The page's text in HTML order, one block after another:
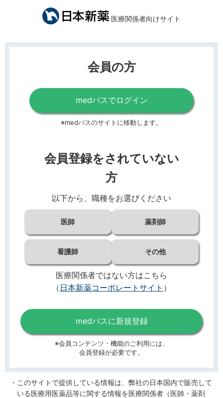
医療関係者向けサイト
会員の方
medパスでログイン
※medパスのサイトに移動します。
会員登録をされていない
方
以下から、職種をお選びください
医師 薬剤師
看護師 その他
医療関係者ではない方はこちら
（ 日本新薬コーポレートサイト ）
medパスに新規登録
※会員コンテンツ・機能のご利用には、
会員登録が必要です。
このサイトで提供している情報は、弊社の日本国内で販売して
いる医療用医薬品等に関する情報を医療関係者（医師・薬剤